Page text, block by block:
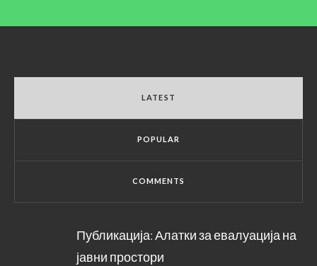
LATEST
POPULAR
COMMENTS
Публикација: Алатки за евалуација на
јавни простори